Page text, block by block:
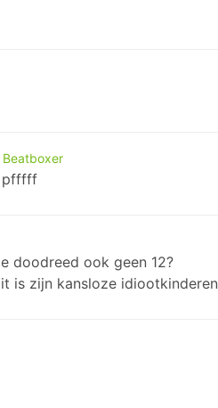
pfffff
doodreed ook geen 12?
is zijn kansloze idiootkinderen